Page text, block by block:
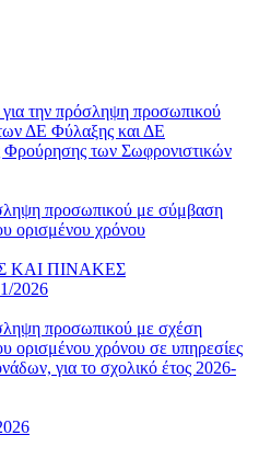
την πρόσληψη προσωπικού
ΔΕ Φύλαξης και ΔΕ
των Σωφρονιστικών
προσωπικού με σύμβαση
ορισμένου χρόνου
ΚΑΙ ΠΙΝΑΚΕΣ
2026
προσωπικού με σχέση
ορισμένου χρόνου σε υπηρεσίες
για το σχολικό έτος 2026-